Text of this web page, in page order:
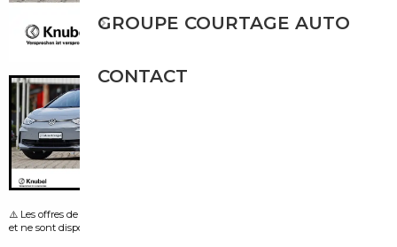
⚠️ Les offres de leasing visibles sur certaines images sont fournies par le vendeur
et ne sont disponibles que dans le pays d’origine de l’annonce.
GROUPE COURTAGE AUTO
CONTACT